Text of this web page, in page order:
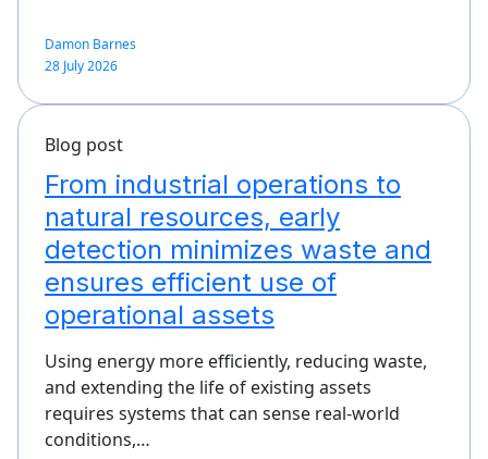
Damon Barnes
28 July 2026
Blog post
From industrial operations to
natural resources, early
detection minimizes waste and
ensures efficient use of
operational assets
Using energy more efficiently, reducing waste,
and extending the life of existing assets
requires systems that can sense real-world
conditions,…